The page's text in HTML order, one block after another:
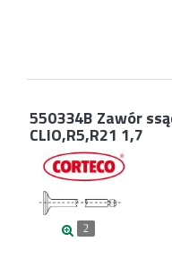
550334B Zawór
CLIO,R5,R21 1,7
2